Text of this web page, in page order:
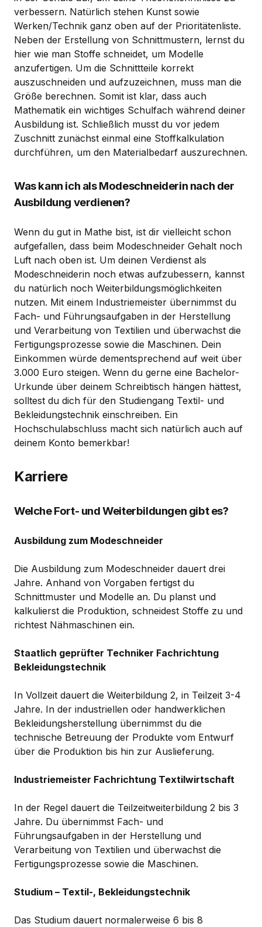
verbessern. Natürlich stehen Kunst sowie
Werken/Technik ganz oben auf der Prioritätenliste.
Neben der Erstellung von Schnittmustern, lernst du
hier wie man Stoffe schneidet, um Modelle
anzufertigen. Um die Schnittteile korrekt
auszuschneiden und aufzuzeichnen, muss man die
Größe berechnen. Somit ist klar, dass auch
Mathematik ein wichtiges Schulfach während deiner
Ausbildung ist. Schließlich musst du vor jedem
Zuschnitt zunächst einmal eine Stoffkalkulation
durchführen, um den Materialbedarf auszurechnen.
Was kann ich als Modeschneiderin nach der
Ausbildung verdienen?
Wenn du gut in Mathe bist, ist dir vielleicht schon
aufgefallen, dass beim Modeschneider Gehalt noch
Luft nach oben ist. Um deinen Verdienst als
Modeschneiderin noch etwas aufzubessern, kannst
du natürlich noch Weiterbildungsmöglichkeiten
nutzen. Mit einem Industriemeister übernimmst du
Fach- und Führungsaufgaben in der Herstellung
und Verarbeitung von Textilien und überwachst die
Fertigungsprozesse sowie die Maschinen. Dein
Einkommen würde dementsprechend auf weit über
3.000 Euro steigen. Wenn du gerne eine Bachelor-
Urkunde über deinem Schreibtisch hängen hättest,
solltest du dich für den Studiengang Textil- und
Bekleidungstechnik einschreiben. Ein
Hochschulabschluss macht sich natürlich auch auf
deinem Konto bemerkbar!
Karriere
Welche Fort- und Weiterbildungen gibt es?
Ausbildung zum Modeschneider
Die Ausbildung zum Modeschneider dauert drei
Jahre. Anhand von Vorgaben fertigst du
Schnittmuster und Modelle an. Du planst und
kalkulierst die Produktion, schneidest Stoffe zu und
richtest Nähmaschinen ein.
Staatlich geprüfter Techniker Fachrichtung
Bekleidungstechnik
In Vollzeit dauert die Weiterbildung 2, in Teilzeit 3-4
Jahre. In der industriellen oder handwerklichen
Bekleidungsherstellung übernimmst du die
technische Betreuung der Produkte vom Entwurf
über die Produktion bis hin zur Auslieferung.
Industriemeister Fachrichtung Textilwirtschaft
In der Regel dauert die Teilzeitweiterbildung 2 bis 3
Jahre. Du übernimmst Fach- und
Führungsaufgaben in der Herstellung und
Verarbeitung von Textilien und überwachst die
Fertigungsprozesse sowie die Maschinen.
Studium – Textil-, Bekleidungstechnik
Das Studium dauert normalerweise 6 bis 8